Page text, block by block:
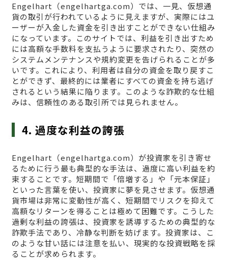
Engelhart（engelhartga.com）では、一見、仮想通
貨の取引が行われているように見えますが、実際にはユ
ーザーが入金した資金を引き出すことができない仕組み
になっています。このサイトでは、利益を引き出すため
には高額な手数料を支払うように要求されたり、突然の
システムメンテナンスや規約変更を告げられることが多
いです。これにより、利用者は自分の資金を取り戻すこ
とができず、最終的には業者にすべての資金を持ち逃げ
されるという結果に陥ります。このような詐欺的な仕組
みは、信頼性のある取引所では見られません。
4. 過度な利益の誇張
Engelhart（engelhartga.com）が投資家を引き寄せ
るために行う最も典型的な手法は、過度に高い利益を約
束することです。短期間で「倍増する」や「元本保証」
といった言葉を使い、投資家に夢を見させます。仮想通
貨市場は非常に変動性が高く、短期間でリスクを抑えて
高額なリターンを得ることは極めて困難です。こうした
過剰な利益の誇張は、投資家を誘導するための典型的な
詐欺手法であり、冷静な判断を妨げます。投資家は、こ
のような甘い話には注意を払い、現実的な投資戦略を採
ることが求められます。